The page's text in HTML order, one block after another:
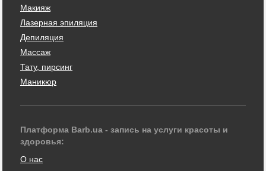
Макияж
Лазерная эпиляция
Депиляция
Массаж
Тату, пирсинг
Маникюр
Платформа Barb.ua - запись на услуги красоты и
здоровья:
О нас